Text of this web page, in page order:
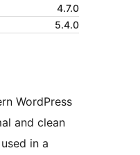
4.7.0
5.4.0
WordPress
and clean
in a